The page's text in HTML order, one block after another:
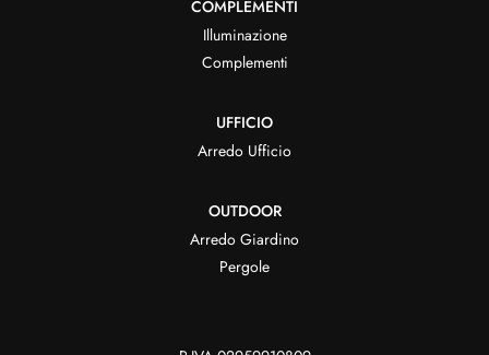
COMPLEMENTI
Illuminazione
Complementi
UFFICIO
Arredo Ufficio
OUTDOOR
Arredo Giardino
Pergole